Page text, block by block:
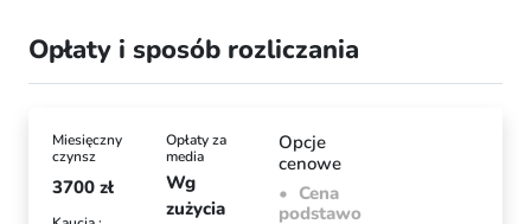
Opłaty i sposób rozliczania
Miesięczny
czynsz
3700 zł
Opłaty za
media
Wg
zużycia
Opcje
cenowe
Cena
podstawo